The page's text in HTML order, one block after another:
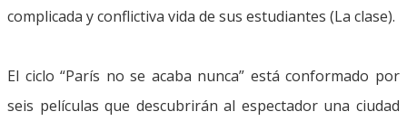
complicada y conflictiva vida de sus estudiantes (La clase).
El ciclo “París no se acaba nunca” está conformado por
seis películas que descubrirán al espectador una ciudad